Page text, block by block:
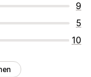
9
5
10